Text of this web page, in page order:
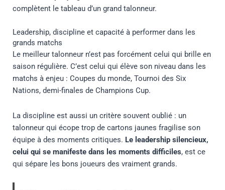
complètent le tableau d’un grand talonneur.
Leadership, discipline et capacité à performer dans les
grands matchs
Le meilleur talonneur n’est pas forcément celui qui brille en
saison régulière. C’est celui qui élève son niveau dans les
matchs à enjeu : Coupes du monde, Tournoi des Six
Nations, demi-finales de Champions Cup.
La discipline est aussi un critère souvent oublié : un
talonneur qui écope trop de cartons jaunes fragilise son
équipe à des moments critiques. Le leadership silencieux,
celui qui se manifeste dans les moments difficiles, est ce
qui sépare les bons joueurs des vraiment grands.